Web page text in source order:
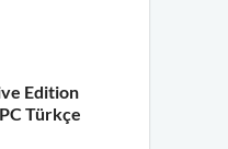
Edition
Türkçe